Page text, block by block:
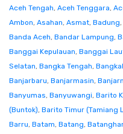
Aceh Tengah, Aceh Tenggara,
Ambon, Asahan, Asmat, Badung,
Banda Aceh, Bandar Lampung,
Banggai Kepulauan, Banggai
Selatan, Bangka Tengah,
Banjarbaru, Banjarmasin,
Banyumas, Banyuwangi, Barito
(Buntok), Barito Timur (Tamiang
Barru, Batam, Batang,